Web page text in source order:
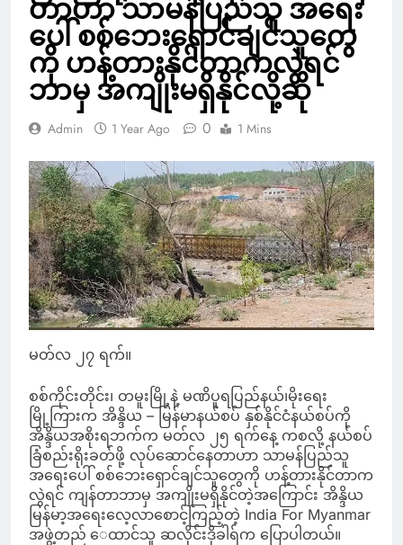
တာဟာ သာမန်ပြည်သူ အရေး
ပေါ် စစ်ဘေးရှောင်ချင်သူတွေ
ကို ဟန့်တားနိုင်တာကလွဲရင်
ဘာမှ အကျိုးမရှိနိုင်လို့ဆို
Admin 1 Year Ago 0 1 Mins
မတ်လ ၂၇ ရက်။
စစ်ကိုင်းတိုင်း၊ တမူးမြို့နဲ့ မဏိပူရပြည်နယ်၊မိုးရေး
မြို့ကြားက အိန္ဒိယ – မြန်မာနယ်စပ် နှစ်နိုင်ငံနယ်စပ်ကို
အိန္ဒိယအစိုးရဘက်က မတ်လ ၂၅ ရက်နေ့ ကစလို့ နယ်စပ်
ခြံစည်းရိုးခတ်ဖို့ လုပ်ဆောင်နေတာဟာ သာမန်ပြည်သူ
အရေးပေါ် စစ်ဘေးရှောင်ချင်သူတွေကို ဟန့်တားနိုင်တာက
လွဲရင် ကျန်တာဘာမှ အကျိုးမရှိနိုင်တဲ့အကြောင်း အိန္ဒိယ
မြန်မာ့အရေးလေ့လာစောင့်ကြည့်တဲ့ India For Myanmar
အဖွဲ့တည် ေထာင်သူ ဆလိုင်းဒိုခါရ်က ပြောပါတယ်။